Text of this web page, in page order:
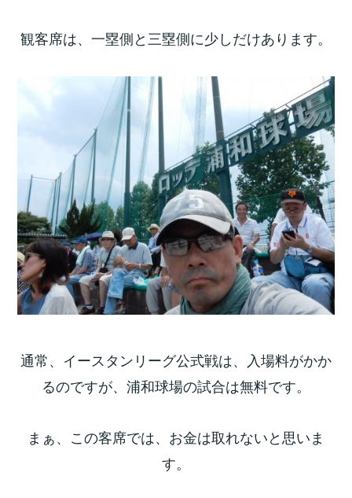
観客席は、一塁側と三塁側に少しだけあります。
通常、イースタンリーグ公式戦は、入場料がかか
るのですが、浦和球場の試合は無料です。
まぁ、この客席では、お金は取れないと思いま
す。